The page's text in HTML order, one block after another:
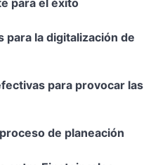
para la digitalización de
para provocar las
de planeación